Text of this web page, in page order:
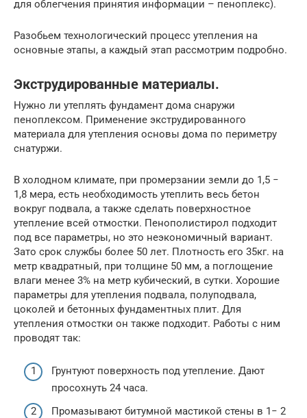
для облегчения принятия информации – пеноплекс).
Разобьем технологический процесс утепления на
основные этапы, а каждый этап рассмотрим подробно.
Экструдированные материалы.
Нужно ли утеплять фундамент дома снаружи
пеноплексом. Применение экструдированного
материала для утепления основы дома по периметру
снатуржи.
В холодном климате, при промерзании земли до 1,5 −
1,8 мера, есть необходимость утеплить весь бетон
вокруг подвала, а также сделать поверхностное
утепление всей отмостки. Пенополистирол подходит
под все параметры, но это неэкономичный вариант.
Зато срок службы более 50 лет. Плотность его 35кг. на
метр квадратный, при толщине 50 мм, а поглощение
влаги менее 3% на метр кубический, в сутки. Хорошие
параметры для утепления подвала, полуподвала,
цоколей и бетонных фундаментных плит. Для
утепления отмостки он также подходит. Работы с ним
проводят так:
Грунтуют поверхность под утепление. Дают
просохнуть 24 часа.
Промазывают битумной мастикой стены в 1− 2